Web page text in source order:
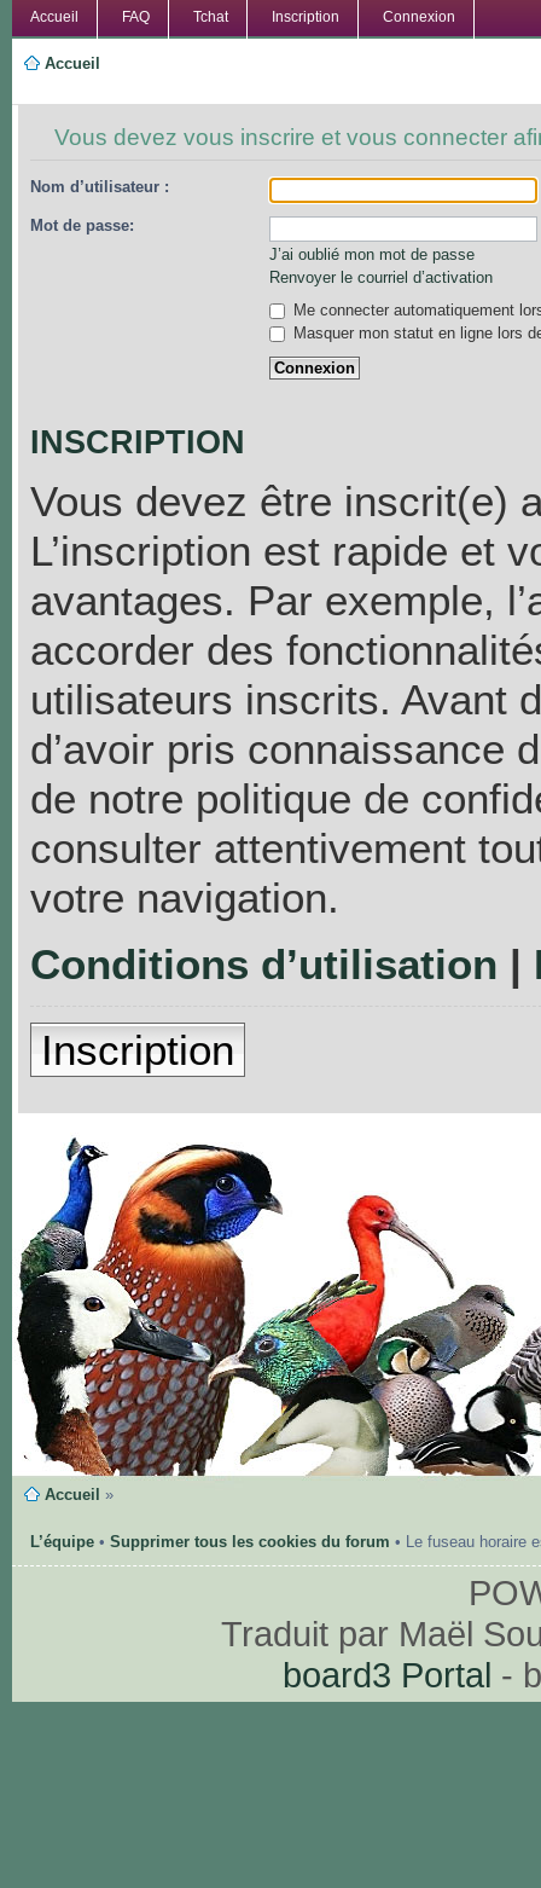
Accueil FAQ Tchat Inscription Connexion
Accueil
Vous devez vous inscrire et vous connecter
Nom d’utilisateur :
Mot de passe:
J’ai oublié mon mot de passe
Renvoyer le courriel d’activation
Me connecter automatiquement
Masquer mon statut en ligne lors
INSCRIPTION
Vous devez être inscrit(e)
L’inscription est rapide et
avantages. Par exemple,
accorder des
utilisateurs inscrits. Avant
d’avoir pris connaissance
de notre politique de
consulter attentivement
votre navigation.
Conditions d’utilisation |
Inscription
Accueil »
L’équipe• Supprimer tous les cookies du forum • Le fuseau horaire
Traduit par Maël
board3 Portal -